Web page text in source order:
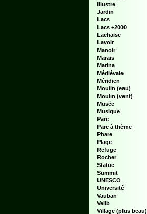
Illustre
Jardin
Lacs
Lacs +2000
Lachaise
Lavoir
Manoir
Marais
Marina
Médiévale
Méridien
Moulin (eau)
Moulin (vent)
Musée
Musique
Parc
Parc à thème
Phare
Plage
Refuge
Rocher
Statue
Summit
UNESCO
Université
Vauban
Velib
Village (plus beau)